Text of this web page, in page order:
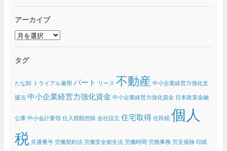
アーカイブ
ア
イ
タグ
たな卸 トライアル雇用 パート リース 不動産 中小企業経営力強化支
援法 中小企業経営力強化資金 中小企業経営力強化資金 日本政策金融
公庫 中小会計要領 仕入税額控除 会社設立 住宅取得 住民税 個人
税 共通番号 労働契約法 労働安全衛生法 労働時間 労務事務 労災保険 印紙